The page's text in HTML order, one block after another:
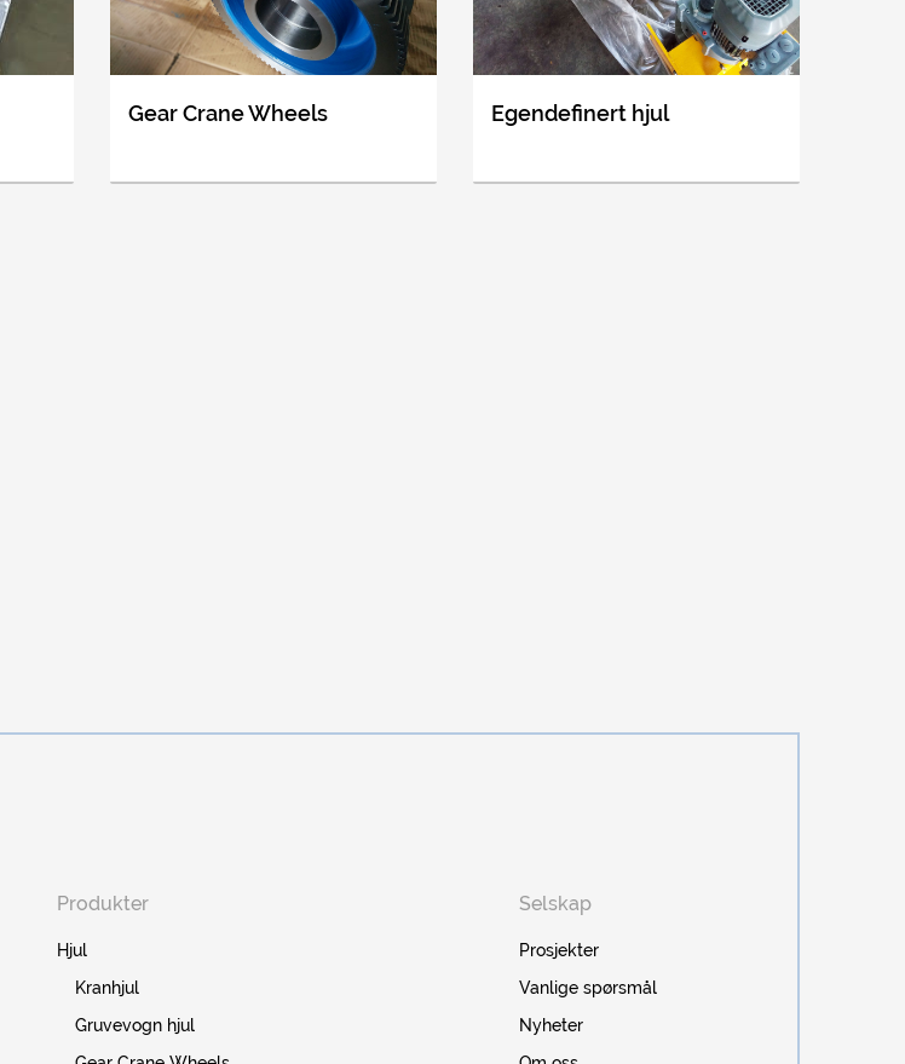
Gear Crane Wheels Egendefinert hjul
Produkter
Hjul
Kranhjul
Gruvevogn hjul
Selskap
Prosjekter
Vanlige spørsmål
Nyheter